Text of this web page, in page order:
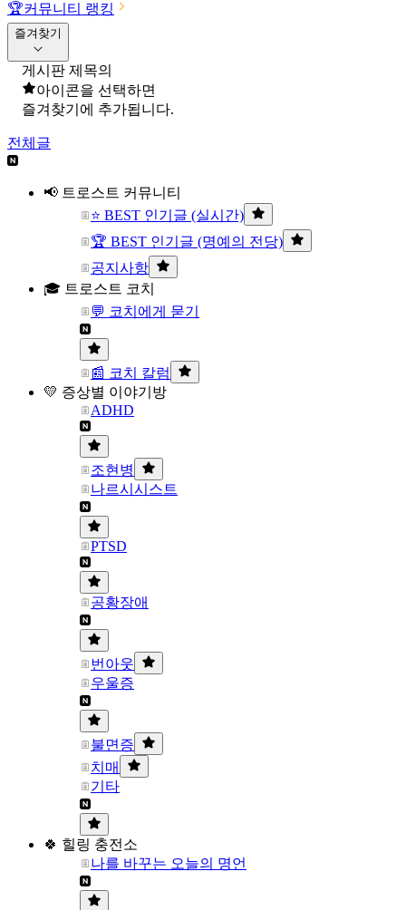
🏆커뮤니티 랭킹
즐겨찾기
게시판 제목의
아이콘을 선택하면
즐겨찾기에 추가됩니다.
전체글
📢 트로스트 커뮤니티
⭐ BEST 인기글 (실시간)
🏆 BEST 인기글 (명예의 전당)
공지사항
🎓 트로스트 코치
💬 코치에게 묻기
📰 코치 칼럼
💛 증상별 이야기방
ADHD
조현병
나르시시스트
PTSD
공황장애
번아웃
우울증
불면증
치매
기타
🍀 힐링 충전소
나를 바꾸는 오늘의 명언